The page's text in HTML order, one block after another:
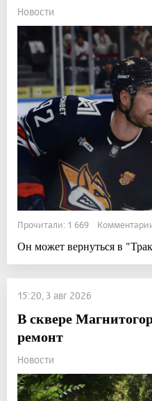
Новости
Прочитали: 1 669
Он может вернуться в
15:20, 3 авг 2026
В сквере
ремонт
Новости